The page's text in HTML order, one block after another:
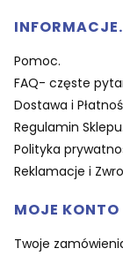
Linki w
INFORMACJE.
Pomoc.
FAQ- częste
Dostawa i
Regulamin Sklepu.
Polityka
Reklamacje i
MOJE KONTO
Twoje